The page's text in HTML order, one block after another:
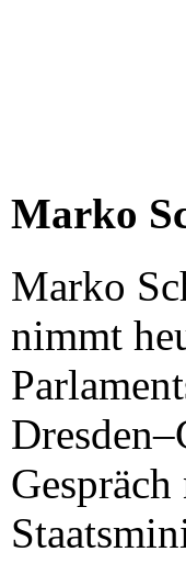
Marko
Marko
nimmt